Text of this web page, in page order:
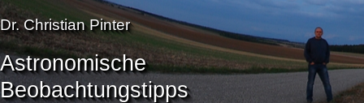
Direkt zum Seiteninhalt
Dr. Christian Pinter
Astronomische
Beobachtungstipps